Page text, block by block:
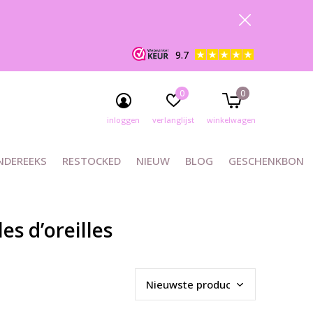
RESTOCKED NIEUW BLOG GESCHENKBON
inloggen verlanglijst
0
winkelwagen
0
9.7
d’oreilles